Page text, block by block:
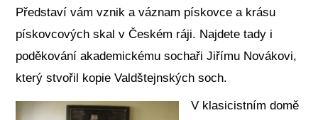
Představí vám vznik a váznam pískovce a krásu
pískovcových skal v Českém ráji. Najdete tady i
poděkování akademickému sochaři Jiřímu Novákovi,
který stvořil kopie Valdštejnských soch.
V klasicistním domě